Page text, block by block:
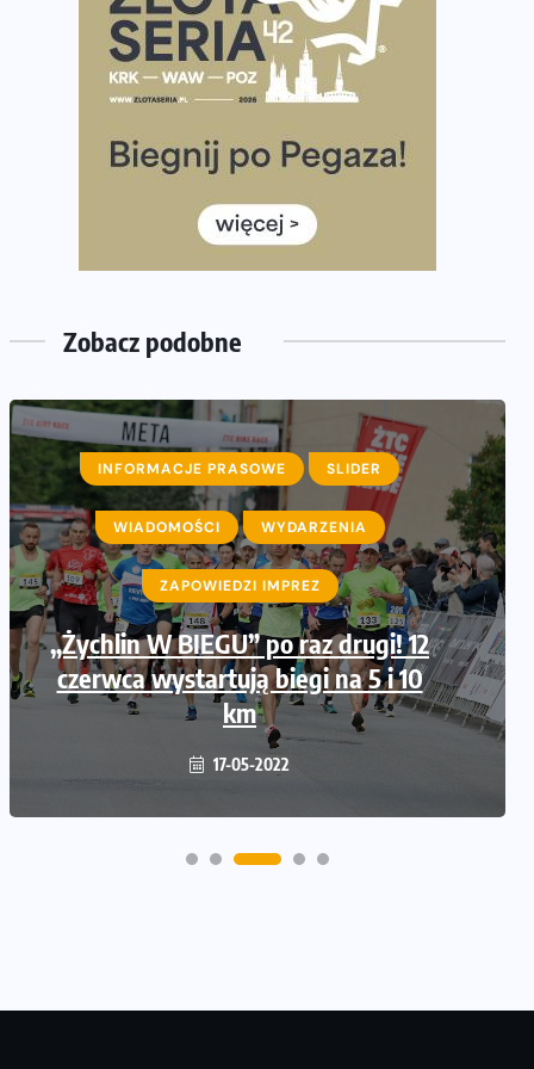
półmaratonem
Już w tę sobotę 35. Bieg Powstania Warszawskiego.
Wystartuje rekordowa liczba uczestników
poradnik przed startem
Ile razy w tygodniu biegać? 3 treningi wystarczą? Jak
często biegać, żeby robić postępy
Już w ten weekend! Przed nami Nocny Portowy
wiedzieć
Zobacz podobne
INFORMACJE PRASOWE SLIDER
WIADOMOŚCI WYDARZENIA
ZAPOWIEDZI IMPREZ
„Żychlin W BIEGU” po raz drugi! 12
czerwca wystartują biegi na 5 i 10
km
17-05-2022